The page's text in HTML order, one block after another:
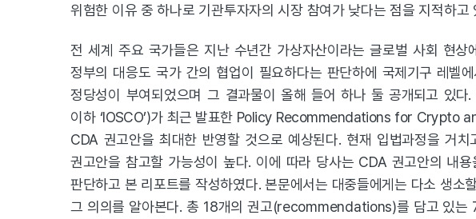
위험한 이유 중 하나로 기관투자자의 시장 참여가 낮다는 점을 지적하고
전 세계 주요 국가들은 지난 수년간 가상자산이라는 글로벌 사회 현
정부의 대응도 국가 간의 협업이 필요하다는 판단하에 국제기구 레벨
정당성이 부여되었으며 그 결과물이올해 들어 하나 둘 공개되고 있다
이하 ‘IOSCO’)가 최근 발표한 Policy Recommendations for Crypto
CDA 권고안을 최대한 반영할 것으로 예상된다. 현재 입법과정을 거
권고안을 참고할 가능성이 높다. 이에 따라 당사는 CDA 권고안의 내
판단하고 본 리포트를 작성하였다. 본문에서는 대중들에게는 다소 생
그 의의를 알아본다. 총 18개의 권고(recommendations)를 담고 있는